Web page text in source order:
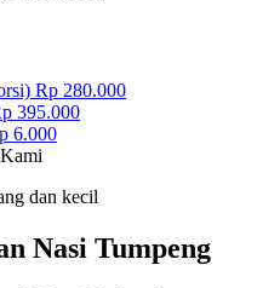
Rp 280.000
395.000
6.000
dan kecil
Nasi Tumpeng